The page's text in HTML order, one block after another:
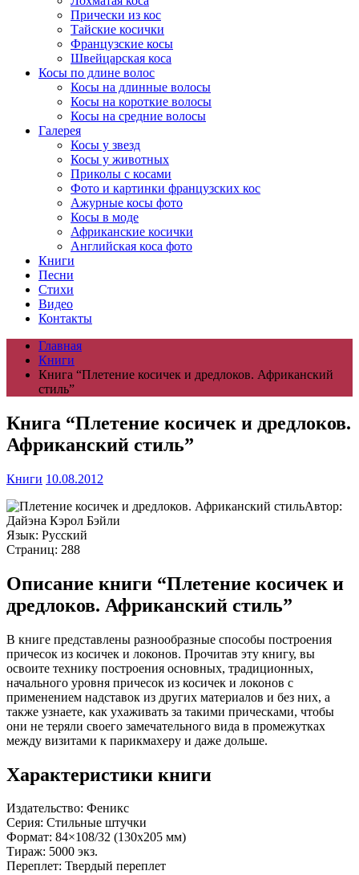
Прически из кос
Тайские косички
Французские косы
Швейцарская коса
Косы по длине волос
Косы на длинные волосы
Косы на короткие волосы
Косы на средние волосы
Галерея
Косы у звезд
Косы у животных
Приколы с косами
Фото и картинки французских кос
Ажурные косы фото
Косы в моде
Африканские косички
Английская коса фото
Книги
Песни
Cтихи
Видео
Контакты
Главная
Книги
Книга “Плетение косичек и дредлоков. Африканский
стиль”
Книга “Плетение косичек и дредлоков.
Африканский стиль”
Книги 10.08.2012
Автор:
Дайэна Кэрол Бэйли
Язык: Русский
Страниц: 288
Описание книги “Плетение косичек и
дредлоков. Африканский стиль”
В книге представлены разнообразные способы построения
причесок из косичек и локонов. Прочитав эту книгу, вы
освоите технику построения основных, традиционных,
начального уровня причесок из косичек и локонов с
применением надставок из других материалов и без них, а
также узнаете, как ухаживать за такими прическами, чтобы
они не теряли своего замечательного вида в промежутках
между визитами к парикмахеру и даже дольше.
Характеристики книги
Издательство: Феникс
Серия: Стильные штучки
Формат: 84×108/32 (130х205 мм)
Тираж: 5000 экз.
Переплет: Твердый переплет